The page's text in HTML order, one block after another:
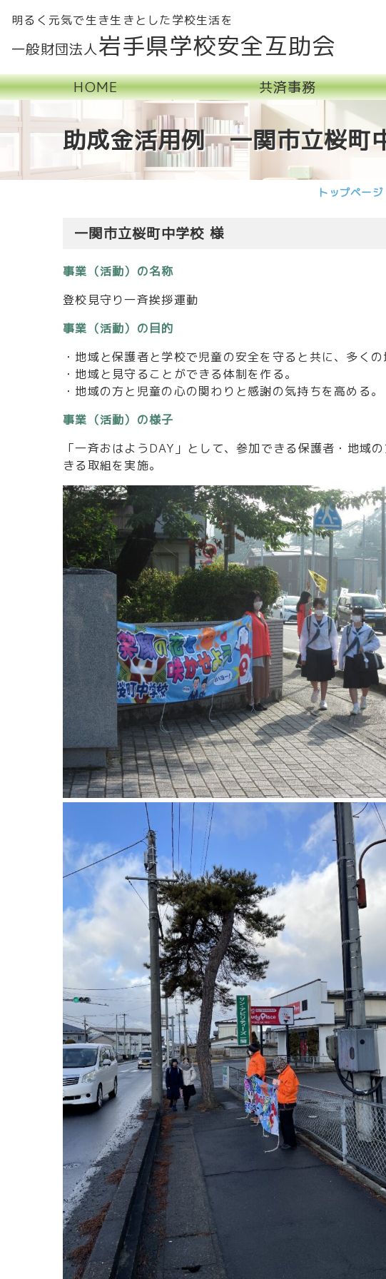
一般財団法人岩手県学校安全互助会
明るく元気で生き生きとした学校生活を
HOME 共済事務
助成金活用例 一関市立桜町
トップページ
一関市立桜町中学校 様
事業（活動）の名称
登校見守り一斉挨拶運動
事業（活動）の目的
・地域と保護者と学校で児童の安全を守ると共に、多くの
・地域と見守ることができる体制を作る。
・地域の方と児童の心の関わりと感謝の気持ちを高める。
事業（活動）の様子
「一斉おはようDAY」として、参加できる保護者・地域
きる取組を実施。